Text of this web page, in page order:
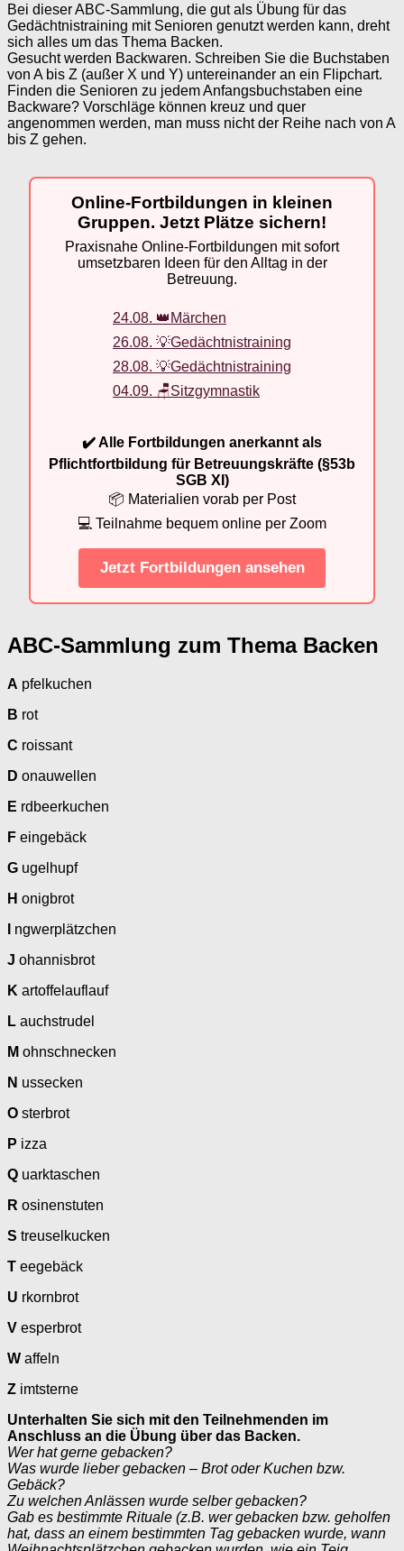
Bei dieser ABC-Sammlung, die gut als Übung für das
Gedächtnistraining mit Senioren genutzt werden kann, dreht
sich alles um das Thema Backen.
Gesucht werden Backwaren. Schreiben Sie die Buchstaben
von A bis Z (außer X und Y) untereinander an ein Flipchart.
Finden die Senioren zu jedem Anfangsbuchstaben eine
Backware? Vorschläge können kreuz und quer
angenommen werden, man muss nicht der Reihe nach von A
bis Z gehen.
Online-Fortbildungen in kleinen
Gruppen. Jetzt Plätze sichern!
Praxisnahe Online-Fortbildungen mit sofort
umsetzbaren Ideen für den Alltag in der
Betreuung.
24.08. 👑Märchen
26.08. 💡Gedächtnistraining
28.08. 💡Gedächtnistraining
04.09. 🪑Sitzgymnastik
✔️ Alle Fortbildungen anerkannt als
Pflichtfortbildung für Betreuungskräfte (§53b
SGB XI)
📦 Materialien vorab per Post
💻 Teilnahme bequem online per Zoom
Jetzt Fortbildungen ansehen
ABC-Sammlung zum Thema Backen
A pfelkuchen
B rot
C roissant
D onauwellen
E rdbeerkuchen
F eingebäck
G ugelhupf
H onigbrot
ngwerplätzchen
J ohannisbrot
K artoffelauflauf
L auchstrudel
M ohnschnecken
N ussecken
O sterbrot
P izza
Q uarktaschen
R osinenstuten
S treuselkucken
T eegebäck
U rkornbrot
V esperbrot
W affeln
Z imtsterne
Unterhalten Sie sich mit den Teilnehmenden im
Anschluss an die Übung über das Backen.
Wer hat gerne gebacken?
Was wurde lieber gebacken – Brot oder Kuchen bzw.
Gebäck?
Zu welchen Anlässen wurde selber gebacken?
Gab es bestimmte Rituale (z.B. wer gebacken bzw. geholfen
hat, dass an einem bestimmten Tag gebacken wurde, wann